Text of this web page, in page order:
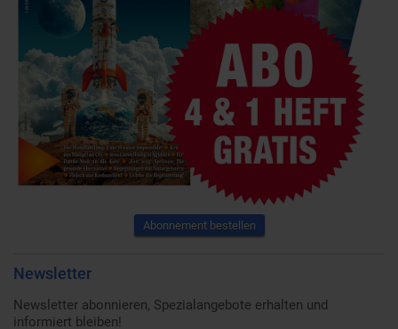
Abonnement bestellen
Newsletter
Newsletter abonnieren, Spezialangebote erhalten und
informiert bleiben!